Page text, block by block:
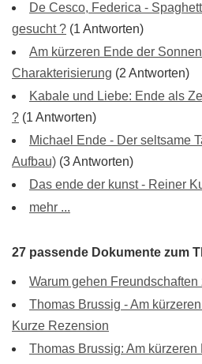
De Cesco, Federica -
gesucht ? (1 Antworten)
Am kürzeren Ende der
Charakterisierung (2 Antworten)
Kabale und Liebe: Ende als
? (1 Antworten)
Michael Ende - Der seltsame
Aufbau) (3 Antworten)
Das ende der kunst - Reiner
mehr ...
27 passende Dokumente zum
Warum gehen Freundschaften
Thomas Brussig - Am
Kurze Rezension
Thomas Brussig: Am